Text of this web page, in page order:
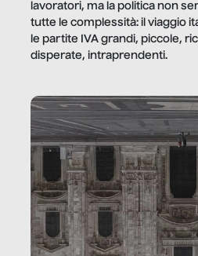
lavoratori, ma la politica non
tutte le complessità: il viaggio
le partite IVA grandi, piccole,
disperate, intraprendenti.